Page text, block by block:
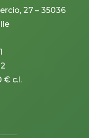
27 – 35036
€ c.l.